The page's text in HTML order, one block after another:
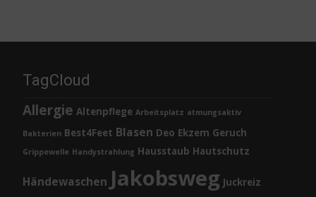
TagCloud
Allergie Altenpflege Arbeitsplatz atmungsaktiv
Bakterien Best4Feet Blasen Deo Ekzem Geruch
Grippewelle Handystrahlung Hausstaub Hautschutz
Händewaschen Jakobsweg Juckreiz